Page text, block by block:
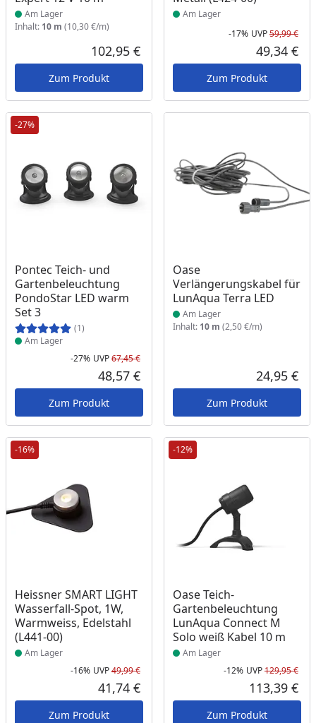
Am Lager
Inhalt: 10 m (10,30 €/m)
Aktueller Preis
102,95 €
Zum Produkt
Am Lager
-17% UVP59,99 €
49,34 €
Zum Produkt
-27%
Pontec Teich- und
Gartenbeleuchtung
PondoStar LED warm
Set 3
(1)
Produkt am Lager
Am Lager
Rabatt in Prozent
-27%
Ursprünglicher Preis
UVP67,45 €
Aktueller Preis
48,57 €
Zum Produkt
Oase
Verlängerungskabel für
LunAqua Terra LED
Produkt am Lager
Am Lager
Inhalt: 10 m (2,50 €/m)
24,95 €
Zum Produkt
-16%
Heissner SMART LIGHT
Wasserfall-Spot, 1W,
Warmweiss, Edelstahl
(L441-00)
Produkt am Lager
Am Lager
Rabatt in Prozent
-16%
Ursprünglicher Preis
UVP49,99 €
Aktueller Preis
41,74 €
Zum Produkt
-12%
Oase Teich-
Gartenbeleuchtung
LunAqua Connect M
Solo weiß Kabel 10 m
Produkt am Lager
Am Lager
-12% UVP129,95 €
113,39 €
Zum Produkt